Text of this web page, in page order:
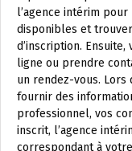
l’agence intérim
disponibles et
d’inscription.
ligne ou prendre
un rendez-vous. Lors
fournir des
professionnel, vos
inscrit, l’agence
correspondant à